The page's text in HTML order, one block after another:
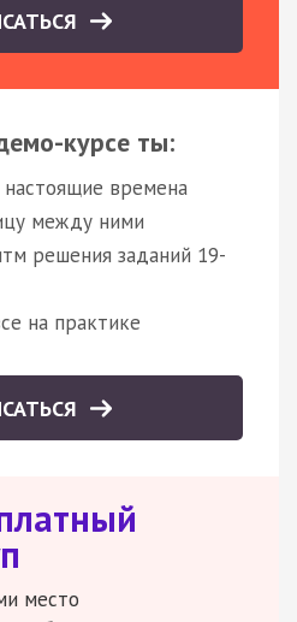
курсе ты:
времена
между ними
решения заданий 19-
на практике
место